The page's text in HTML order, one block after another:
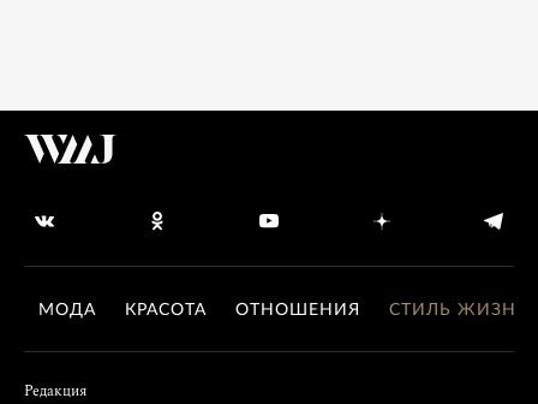
МОДА КРАСОТА ОТНОШЕНИЯ СТИЛЬ ЖИЗНИ
Редакция